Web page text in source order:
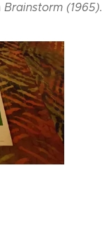
Brainstorm (1965).